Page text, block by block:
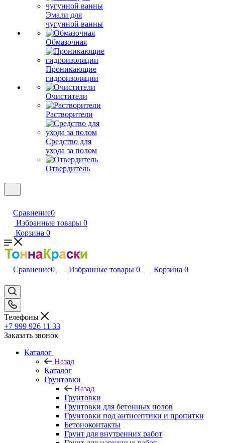
Эмали для
чугунной ванны
Обмазочная
Проникающие
гидроизоляции
Очистители
Растворители
Средство для
ухода за полом
Отвердитель
Сравнение0
Избранные товары 0
Корзина 0
Сравнение0 Избранные товары 0 Корзина 0
Телефоны
+7 999 926 11 33
Заказать звонок
Каталог
Назад
Каталог
Грунтовки
Назад
Грунтовки
Грунтовки для бетонных полов
Грунтовки под антисептики и пропитки
Бетоноконтакты
Грунт для внутренних работ